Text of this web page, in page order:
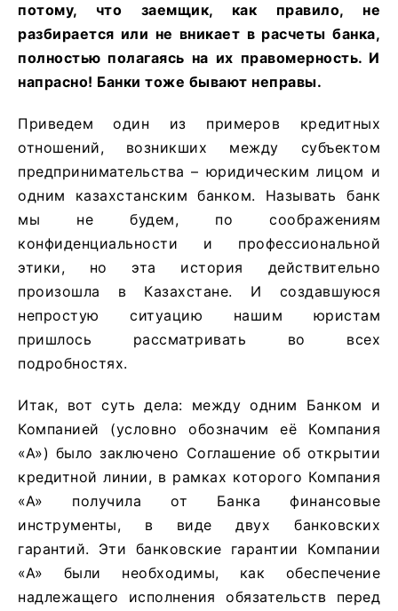
потому, что заемщик, как правило, не
разбирается или не вникает в расчеты банка,
полностью полагаясь на их правомерность. И
напрасно! Банки тоже бывают неправы.
Приведем один из примеров кредитных
отношений, возникших между субъектом
предпринимательства – юридическим лицом и
одним казахстанским банком. Называть банк
мы не будем, по соображениям
конфиденциальности и профессиональной
этики, но эта история действительно
произошла в Казахстане. И создавшуюся
непростую ситуацию нашим юристам
пришлось рассматривать во всех
подробностях.
Итак, вот суть дела: между одним Банком и
Компанией (условно обозначим её Компания
«А») было заключено Соглашение об открытии
кредитной линии, в рамках которого Компания
«А» получила от Банка финансовые
инструменты, в виде двух банковских
гарантий. Эти банковские гарантии Компании
«А» были необходимы, как обеспечение
надлежащего исполнения обязательств перед